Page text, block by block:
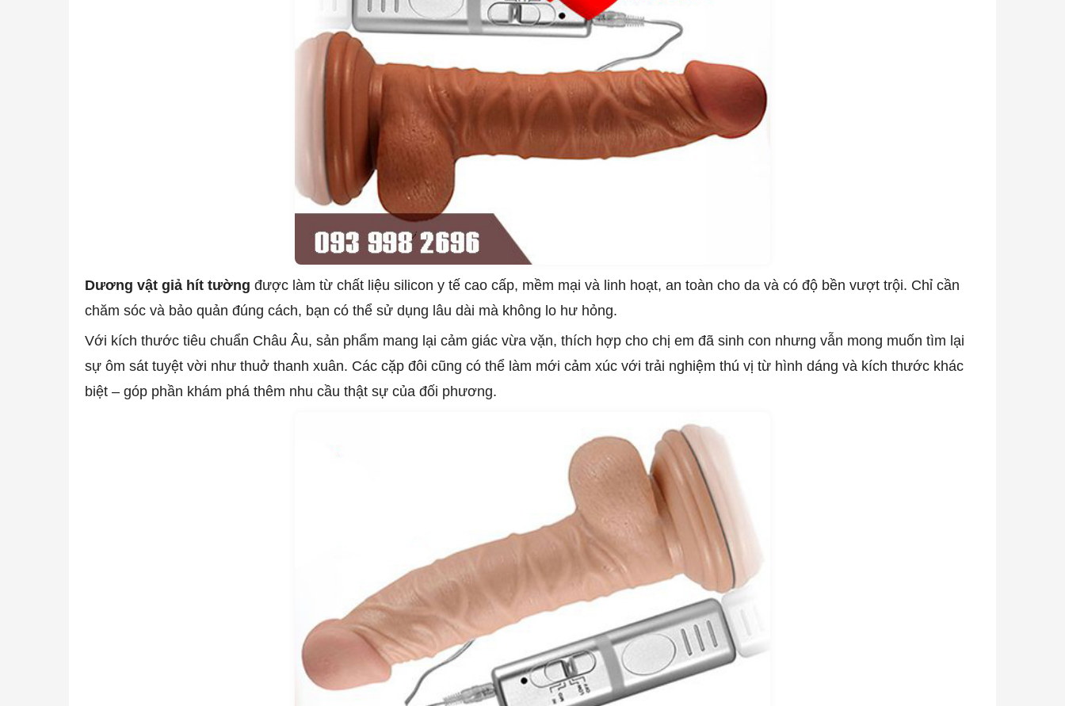
Dương vật giả hít tường được làm từ chất liệu silicon y tế cao cấp, mềm mại và linh hoạt, an toàn cho da và có độ bền vượt trội. Chỉ cần
chăm sóc và bảo quản đúng cách, bạn có thể sử dụng lâu dài mà không lo hư hỏng.
Với kích thước tiêu chuẩn Châu Âu, sản phẩm mang lại cảm giác vừa vặn, thích hợp cho chị em đã sinh con nhưng vẫn mong muốn tìm lại
sự ôm sát tuyệt vời như thuở thanh xuân. Các cặp đôi cũng có thể làm mới cảm xúc với trải nghiệm thú vị từ hình dáng và kích thước khác
biệt – góp phần khám phá thêm nhu cầu thật sự của đối phương.